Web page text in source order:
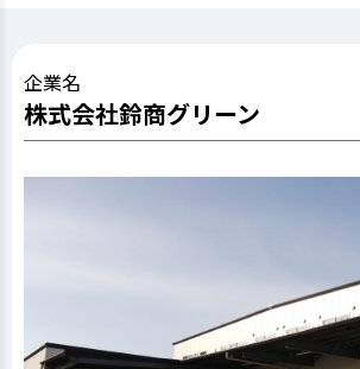
企業名
株式会社鈴商グリーン